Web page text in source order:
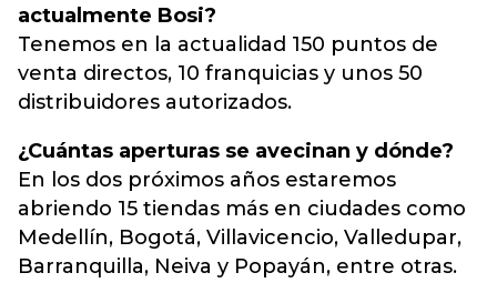
actualmente Bosi?
Tenemos en la actualidad 150 puntos de
venta directos, 10 franquicias y unos 50
distribuidores autorizados.
¿Cuántas aperturas se avecinan y dónde?
En los dos próximos años estaremos
abriendo 15 tiendas más en ciudades como
Medellín, Bogotá, Villavicencio, Valledupar,
Barranquilla, Neiva y Popayán, entre otras.